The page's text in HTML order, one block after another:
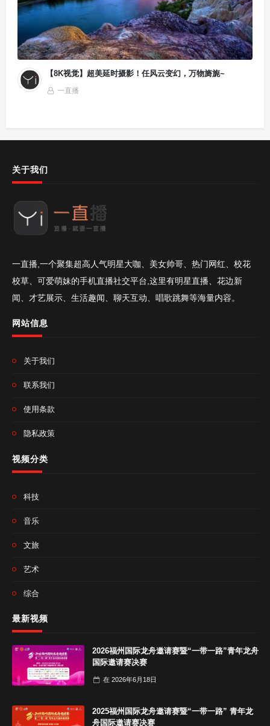
【8K视觉】超美延时摄影！任风云变幻，万物旖旎~
一直播
关于我们
一直播,一个聚集超高人气明星大咖、美女帅哥、热门网红、校花
校草、可爱萌妹的手机直播社交平台,这里有明星直播、花边新
闻、才艺展示、生活趣闻、聊天互动、唱歌跳舞等海量内容。
网站信息
关于我们
联系我们
使用条款
隐私政策
视频分类
科技
音乐
文旅
艺术
综合
最新视频
2026福州国际龙舟邀请赛暨“一带一路”青年龙舟
国际邀请赛决赛
在 2026年6月18日
2025福州国际龙舟邀请赛暨“一带一路” 青年龙
舟国际邀请赛决赛